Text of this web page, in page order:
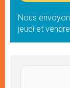
Nous
jeudi et